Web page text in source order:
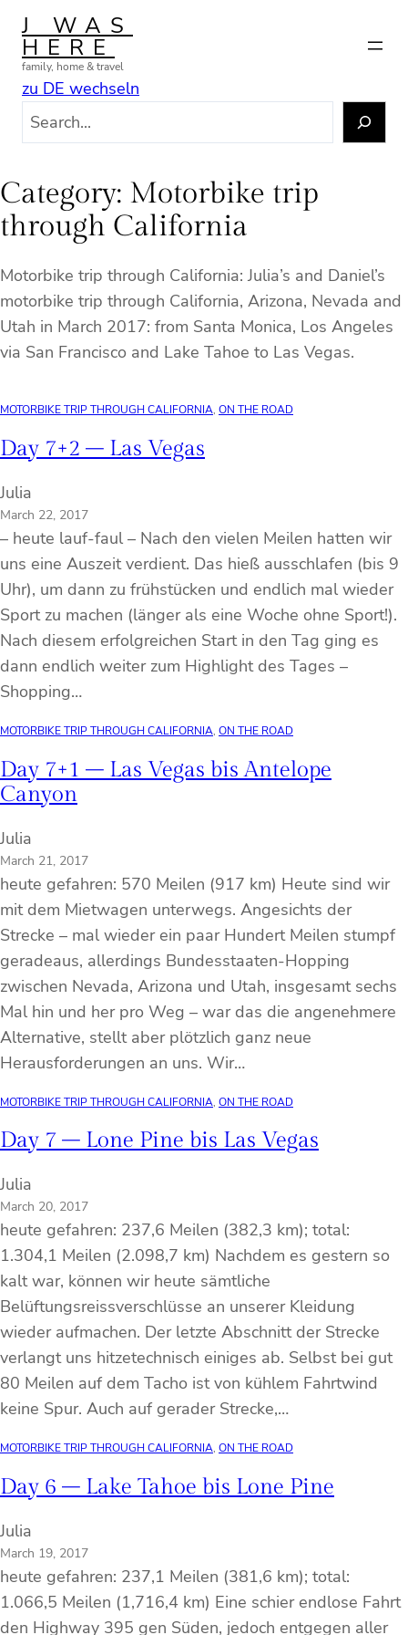
Skip
content
J WAS
HERE
family, home & travel
zu DE wechseln
c
h
Category: Motorbike trip
through California
Motorbike trip through California: Julia’s and Daniel’s
motorbike trip through California, Arizona, Nevada and
Utah in March 2017: from Santa Monica, Los Angeles
via San Francisco and Lake Tahoe to Las Vegas.
MOTORBIKE TRIP THROUGH CALIFORNIA, ON THE ROAD
Day 7+2 – Las Vegas
Julia
March 22, 2017
– heute lauf-faul – Nach den vielen Meilen hatten wir
uns eine Auszeit verdient. Das hieß ausschlafen (bis 9
Uhr), um dann zu frühstücken und endlich mal wieder
Sport zu machen (länger als eine Woche ohne Sport!).
Nach diesem erfolgreichen Start in den Tag ging es
dann endlich weiter zum Highlight des Tages –
Shopping…
MOTORBIKE TRIP THROUGH CALIFORNIA, ON THE ROAD
Day 7+1 – Las Vegas bis Antelope
Canyon
Julia
March 21, 2017
heute gefahren: 570 Meilen (917 km) Heute sind wir
mit dem Mietwagen unterwegs. Angesichts der
Strecke – mal wieder ein paar Hundert Meilen stumpf
geradeaus, allerdings Bundesstaaten-Hopping
zwischen Nevada, Arizona und Utah, insgesamt sechs
Mal hin und her pro Weg – war das die angenehmere
Alternative, stellt aber plötzlich ganz neue
Herausforderungen an uns. Wir…
MOTORBIKE TRIP THROUGH CALIFORNIA, ON THE ROAD
Day 7 – Lone Pine bis Las Vegas
Julia
March 20, 2017
heute gefahren: 237,6 Meilen (382,3 km); total:
1.304,1 Meilen (2.098,7 km) Nachdem es gestern so
kalt war, können wir heute sämtliche
Belüftungsreissverschlüsse an unserer Kleidung
wieder aufmachen. Der letzte Abschnitt der Strecke
verlangt uns hitzetechnisch einiges ab. Selbst bei gut
80 Meilen auf dem Tacho ist von kühlem Fahrtwind
keine Spur. Auch auf gerader Strecke,…
MOTORBIKE TRIP THROUGH CALIFORNIA, ON THE ROAD
Day 6 – Lake Tahoe bis Lone Pine
Julia
March 19, 2017
heute gefahren: 237,1 Meilen (381,6 km); total:
1.066,5 Meilen (1,716,4 km) Eine schier endlose Fahrt
den Highway 395 gen Süden, jedoch entgegen aller